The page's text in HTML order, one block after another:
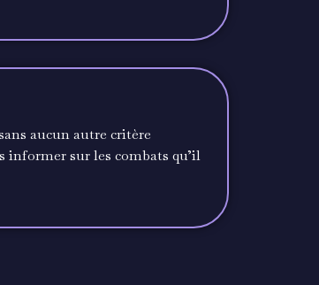
aucun autre critère
informer sur les combats qu’il